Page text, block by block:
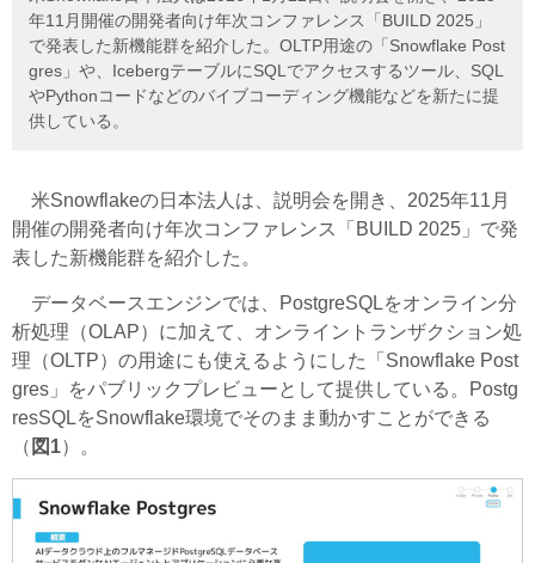
年11月開催の開発者向け年次コンファレンス「BUILD 2025」
で発表した新機能群を紹介した。OLTP用途の「Snowflake Post
gres」や、IcebergテーブルにSQLでアクセスするツール、SQL
やPythonコードなどのバイブコーディング機能などを新たに提
供している。
米Snowflakeの日本法人は、説明会を開き、2025年11月
開催の開発者向け年次コンファレンス「BUILD 2025」で発
表した新機能群を紹介した。
データベースエンジンでは、PostgreSQLをオンライン分
析処理（OLAP）に加えて、オンライントランザクション処
理（OLTP）の用途にも使えるようにした「Snowflake Post
gres」をパブリックプレビューとして提供している。Postg
resSQLをSnowflake環境でそのまま動かすことができる
（ 図1）。